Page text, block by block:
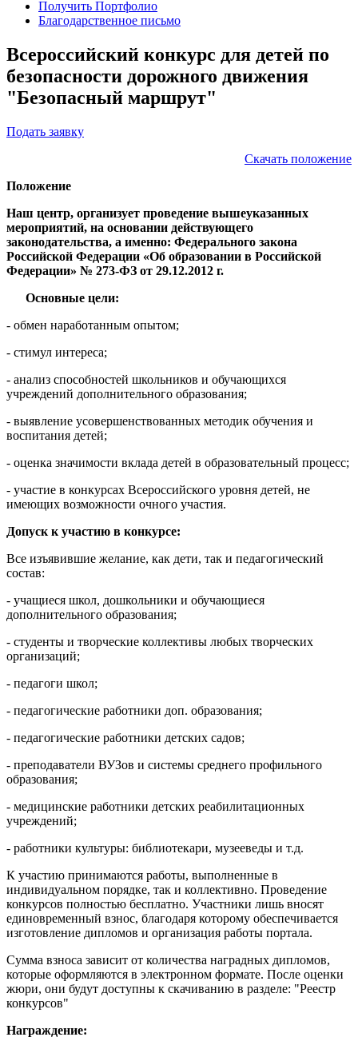
Получить Портфолио
Благодарственное письмо
Всероссийский конкурс для детей по
безопасности дорожного движения
"Безопасный маршрут"
Подать заявку
Скачать положение
Положение
Наш центр, организует проведение вышеуказанных
мероприятий, на основании действующего
законодательства, а именно: Федерального закона
Российской Федерации «Об образовании в Российской
Федерации» № 273-ФЗ от 29.12.2012 г.
Основные цели:
- обмен наработанным опытом;
- стимул интереса;
- анализ способностей школьников и обучающихся
учреждений дополнительного образования;
- выявление усовершенствованных методик обучения и
воспитания детей;
- оценка значимости вклада детей в образовательный процесс;
- участие в конкурсах Всероссийского уровня детей, не
имеющих возможности очного участия.
Допуск к участию в конкурсе:
Все изъявившие желание, как дети, так и педагогический
состав:
- учащиеся школ, дошкольники и обучающиеся
дополнительного образования;
- студенты и творческие коллективы любых творческих
организаций;
- педагоги школ;
- педагогические работники доп. образования;
- педагогические работники детских садов;
- преподаватели ВУЗов и системы среднего профильного
образования;
- медицинские работники детских реабилитационных
учреждений;
- работники культуры: библиотекари, музееведы и т.д.
К участию принимаются работы, выполненные в
индивидуальном порядке, так и коллективно. Проведение
конкурсов полностью бесплатно. Участники лишь вносят
единовременный взнос, благодаря которому обеспечивается
изготовление дипломов и организация работы портала.
Сумма взноса зависит от количества наградных дипломов,
которые оформляются в электронном формате. После оценки
жюри, они будут доступны к скачиванию в разделе: "Реестр
конкурсов"
Награждение: